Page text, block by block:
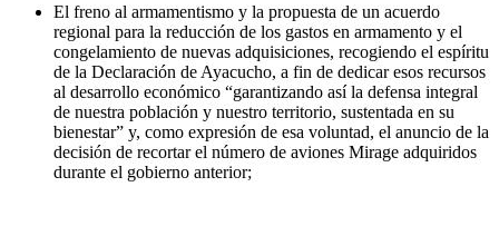
El freno al armamentismo y la propuesta de un acuerdo
regional para la reducción de los gastos en armamento y el
congelamiento de nuevas adquisiciones, recogiendo el espíritu
de la Declaración de Ayacucho, a fin de dedicar esos recursos
al desarrollo económico “garantizando así la defensa integral
de nuestra población y nuestro territorio, sustentada en su
bienestar” y, como expresión de esa voluntad, el anuncio de la
decisión de recortar el número de aviones Mirage adquiridos
durante el gobierno anterior;